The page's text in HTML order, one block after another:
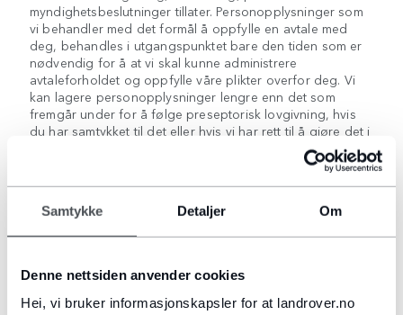
Samtykke Detaljer Om
Denne nettsiden anvender cookies
Hei, vi bruker informasjonskapsler for at landrover.no
myndighetsbeslutninger tillater. Personopplysninger som
vi behandler med det formål å oppfylle en avtale med
deg, behandles i utgangspunktet bare den tiden som er
nødvendig for å at vi skal kunne administrere
avtaleforholdet og oppfylle våre plikter overfor deg. Vi
kan lagere personopplysninger lengre enn det som
fremgår under for å følge preseptorisk lovgivning, hvis
du har samtykket til det eller hvis vi har rett til å gjøre det i
samtykket ditt.
Når du gjør forespørsler via nettstedet vårt, lagrer vi
måneder.